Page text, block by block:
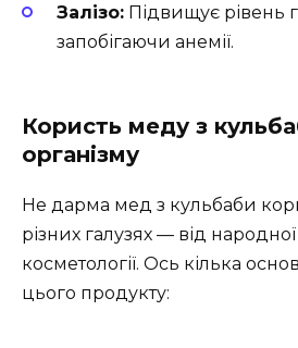
Залізо: Підвищує рівень
запобігаючи анемії.
Користь меду з
організму
Не дарма мед з кульбаби
різних галузях — від
косметології. Ось кілька
цього продукту: